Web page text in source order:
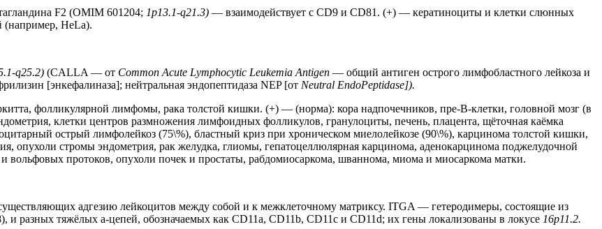
F2 (OMIM 601204; 1p13.1-q21.3) — взаимодействует с CD9 и CD81. (+) — кератиноциты и клетки слюнных
(например, HeLa).
q25.2) (CALLA — от Common Acute Lymphocytic Leukemia Antigen — общий антиген острого лимфобластного лейкоза и
[энкефалиназа]; нейтральная эндопептидаза NEP [от Neutral EndoPeptidase]).
фолликулярной лимфомы, рака толстой кишки. (+) — (норма): кора надпочечников, пре-B-клетки, головной мозг (в
клетки центров размножения лимфоидных фолликулов, гранулоциты, печень, плацента, щёточная каёмка
острый лимфолейкоз (75\%), бластный криз при хроническом миелолейкозе (90\%), карцинома толстой кишки,
опухоли стромы эндометрия, рак желудка, глиомы, гепатоцеллюлярная карцинома, аденокарцинома поджелудочной
протоков, опухоли почек и простаты, рабдомиосаркома, шваннома, миома и миосаркома матки.
адгезию лейкоцитов между собой и к межклеточному матриксу. ITGA — гетеродимеры, состоящие из
разных тяжёлых a-цепей, обозначаемых как CD11a, CD11b, CD11c и CD11d; их гены локализованы в локусе 16p11.2.